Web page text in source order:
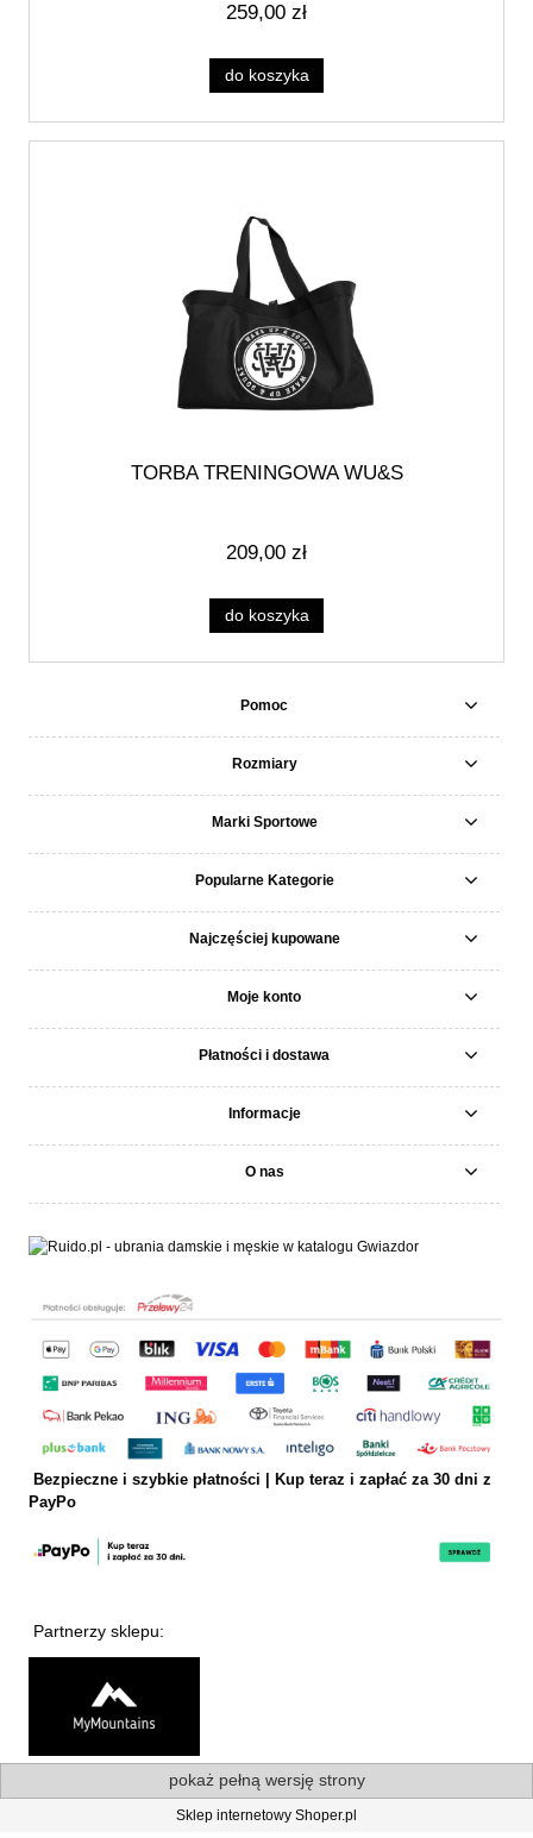
259,00 zł
do koszyka
TORBA TRENINGOWA WU&S
209,00 zł
do koszyka
Pomoc
Rozmiary
Marki Sportowe
Popularne Kategorie
Najczęściej kupowane
Moje konto
Płatności i dostawa
Informacje
O nas
Bezpieczne i szybkie płatności | Kup teraz i zapłać za 30 dni z
PayPo
Partnerzy sklepu:
pokaż pełną wersję strony
Sklep internetowy Shoper.pl